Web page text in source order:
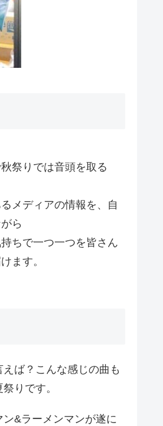
祭りでは音頭を取る
メディアの情報を、自
ら
ちで一つ一つを皆さん
ます。
ば？こんな感じの曲も
りです。
&ラーメンマンが遂に